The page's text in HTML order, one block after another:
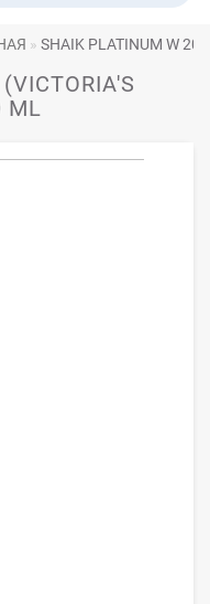
SHAIK PLATINUM W
ML